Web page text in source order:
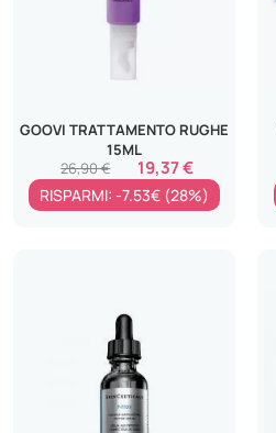
GOOVI TRATTAMENTO RUGHE
15ML
19,37 €
26,90 €
RISPARMI: -7.53€ (28%)